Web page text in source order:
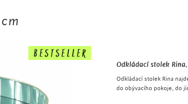
Odkládací stolek Rina
Odkládací stolek Rina
do obývacího pokoje, do